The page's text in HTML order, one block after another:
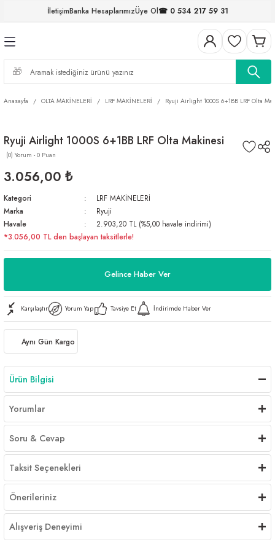
İletişimBanka HesaplarımızÜye Ol☎ 0 534 217 59 31
Geri Dön
Geri Dön
Geri Dön
Geri Dön
FIRDÖNDÜLER
Geri Dön
Geri Dön
Geri Dön
Geri Dön
Anasayfa OLTA MAKİNELERİ LRF MAKİNELERİ Ryuji Airlight 1000S 6+1BB LRF Olta
Ryuji Airlight 1000S 6+1BB LRF Olta Makinesi
(0) Yorum - 0 Puan
3.056,00 ₺
Kategori
LRF MAKİNELERİ
Marka
Ryuji
Havale
2.903,20 TL (%5,00 havale indirimi)
*3.056,00 TL den başlayan taksitlerle!
Gelince Haber Ver
Karşılaştır Yorum Yap Tavsiye Et İndirimde Haber Ver
Aynı Gün Kargo
Ürün Bilgisi
Yorumlar
Soru & Cevap
Taksit Seçenekleri
Önerileriniz
Alışveriş Deneyimi